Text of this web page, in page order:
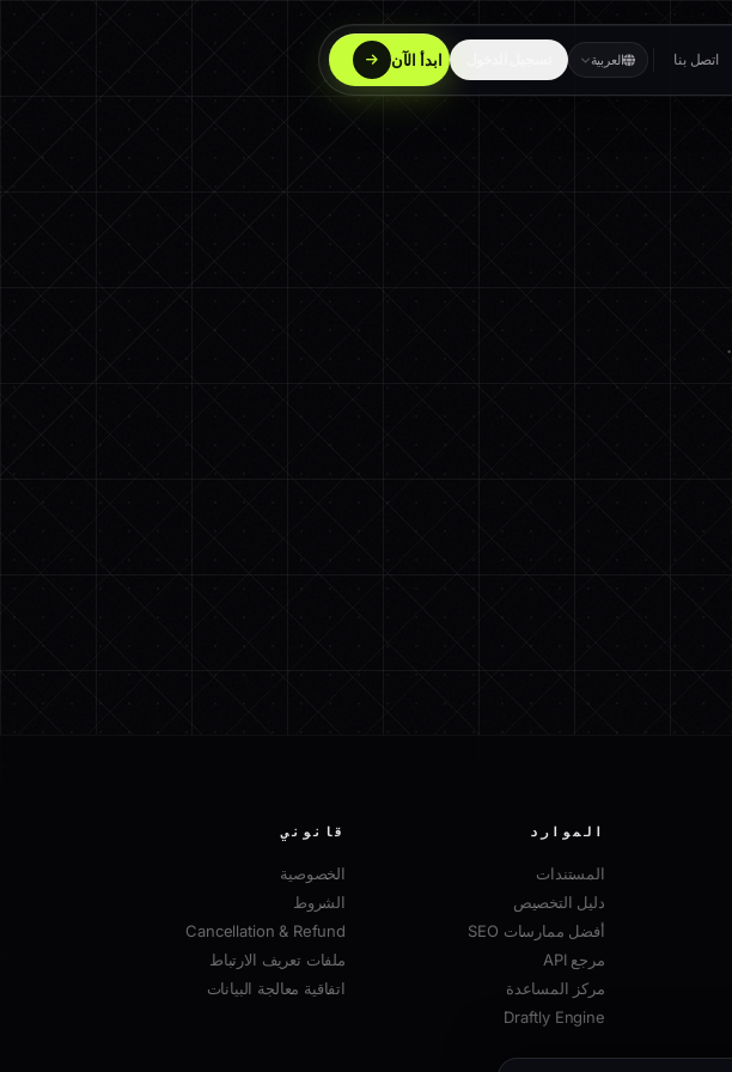
اتصل بنا العربية ابدأ الآن
الموارد
المستندات
دليل التخصيص
أفضل ممارسات SEO
مرجع API
مركز المساعدة
Draftly Engine
قانوني
الخصوصية
الشروط
Cancellation & Refund
ملفات تعريف الارتباط
اتفاقية معالجة البيانات